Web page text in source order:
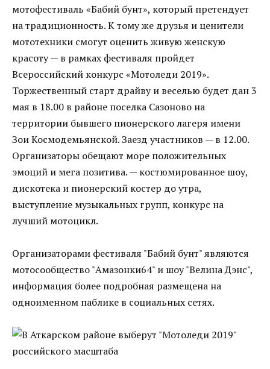
мотофестиваль «Бабий бунт», который претендует
на традиционность. К тому же друзья и ценители
мототехники смогут оценить живую женскую
красоту — в рамках фестиваля пройдет
Всероссийский конкурс «Мотоледи 2019».
Торжественный старт драйву и веселью будет дан 3
мая в 18.00 в районе поселка Сазоново на
территории бывшего пионерского лагеря имени
Зои Космодемьянской. Заезд участников — в 12.00.
Организаторы обещают море положительных
эмоций и мега позитива. — костюмированное шоу,
дискотека и пионерский костер до утра,
выступление музыкальных групп, конкурс на
лучший мотоцикл.
Организаторами фестиваля "Бабий бунт" являются
мотосообщество "Амазонки64" и шоу "Велина Дэнс",
информация более подробная размещена на
одноименном паблике в социальных сетях.